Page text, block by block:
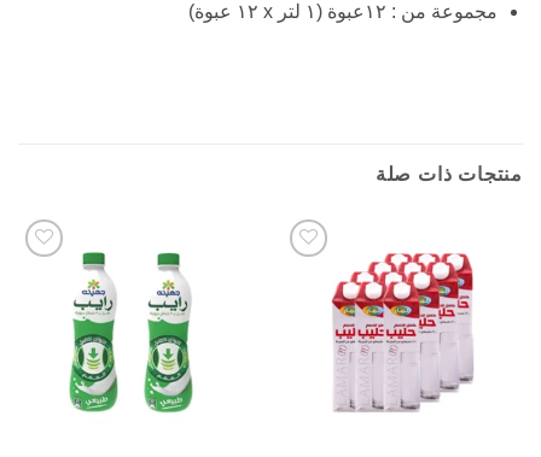
مجموعة من : ١٢عبوة (١ لتر x ١٢ عبوة)
منتجات ذات صلة